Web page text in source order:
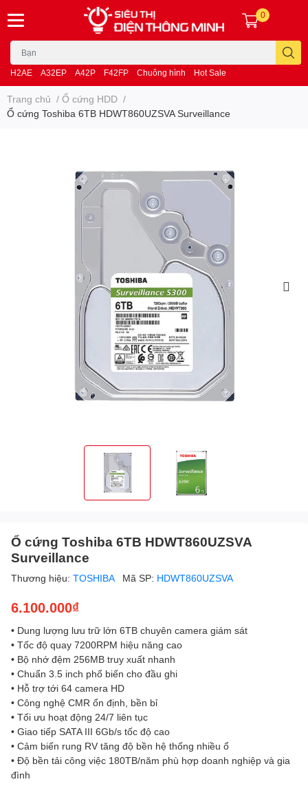
H2AE A32EP A42P F42FP Chuông hình Hot Sale
0
Trang chủ / Ổ cứng HDD /
Ổ cứng Toshiba 6TB HDWT860UZSVA Surveillance
Ổ cứng Toshiba 6TB HDWT860UZSVA
Surveillance
Thương hiệu: TOSHIBA Mã SP: HDWT860UZSVA
6.100.000₫
• Dung lượng lưu trữ lớn 6TB chuyên camera giám sát
• Tốc độ quay 7200RPM hiệu năng cao
• Bộ nhớ đệm 256MB truy xuất nhanh
• Chuẩn 3.5 inch phổ biến cho đầu ghi
• Hỗ trợ tới 64 camera HD
• Công nghệ CMR ổn định, bền bỉ
• Tối ưu hoạt động 24/7 liên tục
• Giao tiếp SATA III 6Gb/s tốc độ cao
• Cảm biến rung RV tăng độ bền hệ thống nhiều ổ
• Độ bền tải công việc 180TB/năm phù hợp doanh nghiệp và gia
đình